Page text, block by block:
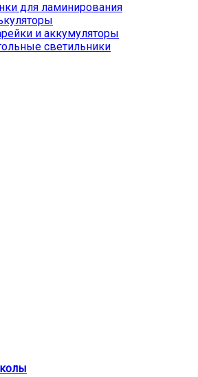
для ламинирования
и аккумуляторы
светильники